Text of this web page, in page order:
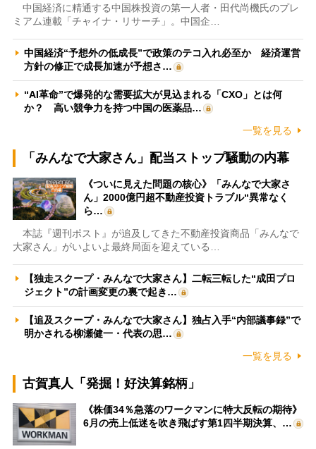
中国経済に精通する中国株投資の第一人者・田代尚機氏のプレ
ミアム連載「チャイナ・リサーチ」。中国企…
中国経済“予想外の低成長”で政策のテコ入れ必至か 経済運営
方針の修正で成長加速が予想さ…
“AI革命”で爆発的な需要拡大が見込まれる「CXO」とは何
か？ 高い競争力を持つ中国の医薬品…
一覧を見る
「みんなで大家さん」配当ストップ騒動の内幕
《ついに見えた問題の核心》「みんなで大家さ
ん」2000億円超不動産投資トラブル“異常なく
ら…
本誌『週刊ポスト』が追及してきた不動産投資商品「みんなで
大家さん」がいよいよ最終局面を迎えている…
【独走スクープ・みんなで大家さん】二転三転した“成田プロ
ジェクト”の計画変更の裏で起き…
【追及スクープ・みんなで大家さん】独占入手“内部議事録”で
明かされる柳瀬健一・代表の思…
一覧を見る
古賀真人「発掘！好決算銘柄」
《株価34％急落のワークマンに特大反転の期待》
6月の売上低迷を吹き飛ばす第1四半期決算、…